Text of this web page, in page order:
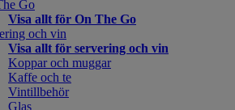
Go
Visa allt för On The Go
och vin
Visa allt för servering och vin
Koppar och muggar
Kaffe och te
Vintillbehör
Glas